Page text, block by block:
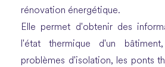
rénovation énergétique.
Elle permet d'obtenir des
l'état thermique d'un
problèmes d'isolation, les ponts